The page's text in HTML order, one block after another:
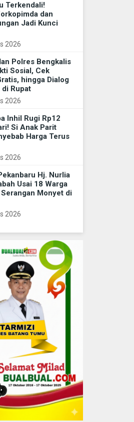
Terkendali!
dan
Jadi Kunci
2026
Polres Bengkalis
Sosial, Cek
hingga Dialog
di Rupat
2026
Inhil Rugi Rp12
Si Anak Parit
Harga Terus
2026
Hj. Nurlia
Usai 18 Warga
Monyet di
2026